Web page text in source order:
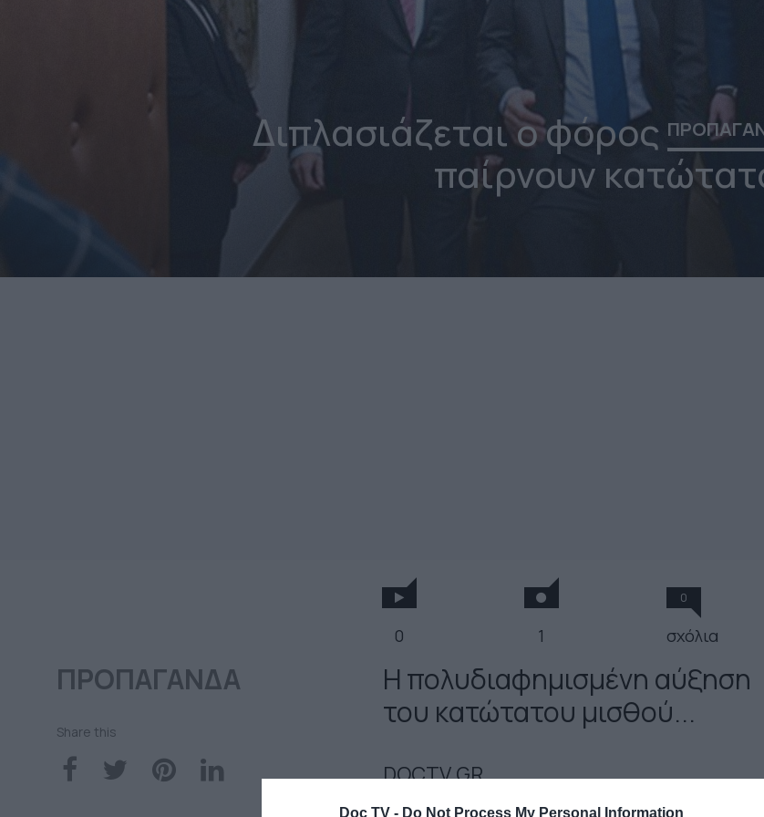
Doc TV - Do Not Process My Personal Information
Διπλασιάζεται ο φόρος
παίρνουν
0 1
0
σχόλια
ΠΡΟΠΑΓΑΝΔΑ
Share this
Η πολυδιαφημισμένη αύξηση
του κατώτατου μισθού...
DOCTV.GR
24 Μαρτίου 2025